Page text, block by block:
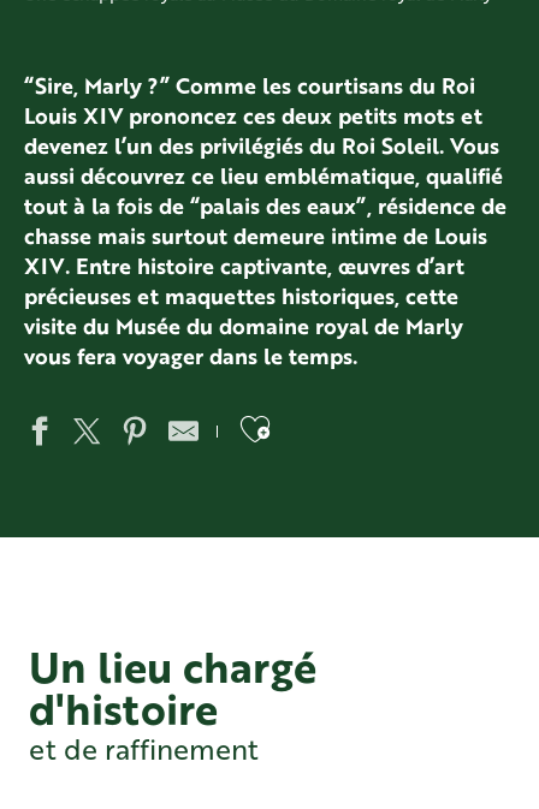
“Sire, Marly ?” Comme les courtisans du Roi
Louis XIV prononcez ces deux petits mots et
devenez l’un des privilégiés du Roi Soleil. Vous
aussi découvrez ce lieu emblématique, qualifié
tout à la fois de “palais des eaux”, résidence de
chasse mais surtout demeure intime de Louis
XIV. Entre histoire captivante, œuvres d’art
précieuses et maquettes historiques, cette
visite du Musée du domaine royal de Marly
vous fera voyager dans le temps.
Ajouter aux
Un lieu chargé
d'histoire
et de raffinement